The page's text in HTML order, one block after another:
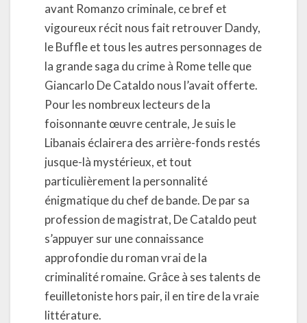
avant Romanzo criminale, ce bref et
vigoureux récit nous fait retrouver Dandy,
le Buffle et tous les autres personnages de
la grande saga du crime à Rome telle que
Giancarlo De Cataldo nous l’avait offerte.
Pour les nombreux lecteurs de la
foisonnante œuvre centrale, Je suis le
Libanais éclairera des arrière-fonds restés
jusque-là mystérieux, et tout
particulièrement la personnalité
énigmatique du chef de bande. De par sa
profession de magistrat, De Cataldo peut
s’appuyer sur une connaissance
approfondie du roman vrai de la
criminalité romaine. Grâce à ses talents de
feuilletoniste hors pair, il en tire de la vraie
littérature.